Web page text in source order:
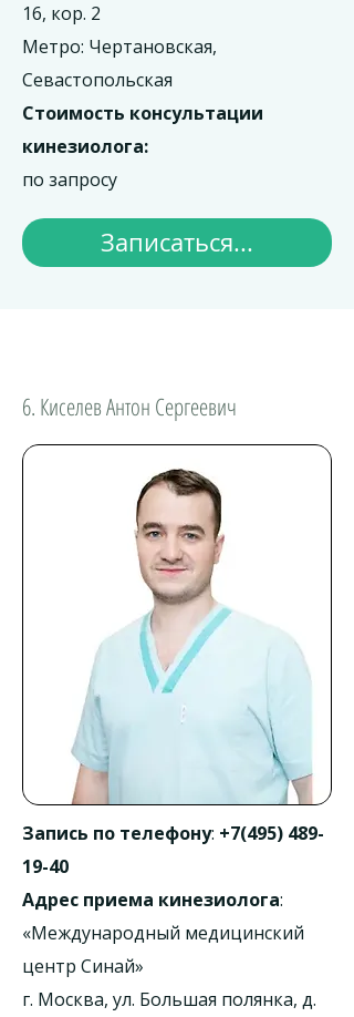
16, кор. 2
Метро: Чертановская,
Севастопольская
Стоимость консультации
кинезиолога:
по запросу
Записаться...
6. Киселев Антон Сергеевич
Запись по телефону: +7(495) 489-
19-40
Адрес приема кинезиолога:
«Международный медицинский
центр Синай»
г. Москва, ул. Большая полянка, д.